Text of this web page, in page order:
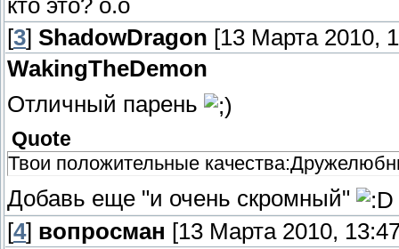
кто это? o.o
[3] ShadowDragon [13 Марта 2010,
WakingTheDemon
Отличный парень
Quote
Твои положительные
Добавь еще "и очень скромный"
[4] вопросман [13 Марта 2010,